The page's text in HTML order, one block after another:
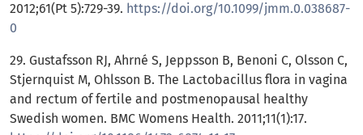
2012;61(Pt 5):729-39. https://doi.org/10.1099/jmm.0.038687-
0
29. Gustafsson RJ, Ahrné S, Jeppsson B, Benoni C, Olsson C,
Stjernquist M, Ohlsson B. The Lactobacillus flora in vagina
and rectum of fertile and postmenopausal healthy
Swedish women. BMC Womens Health. 2011;11(1):17.